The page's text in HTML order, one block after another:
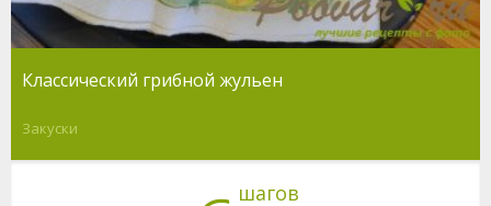
Классический грибной жульен
Закуски
шагов